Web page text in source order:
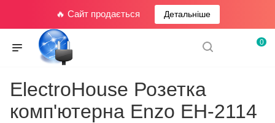
🔥 Сайт продається Детальніше
0
ElectroHouse Розетка
комп'ютерна Enzo EH-2114